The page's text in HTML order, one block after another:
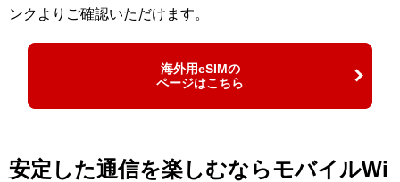
ンクよりご確認いただけます。
海外用eSIMの
ページはこちら
安定した通信を楽しむならモバイルWi